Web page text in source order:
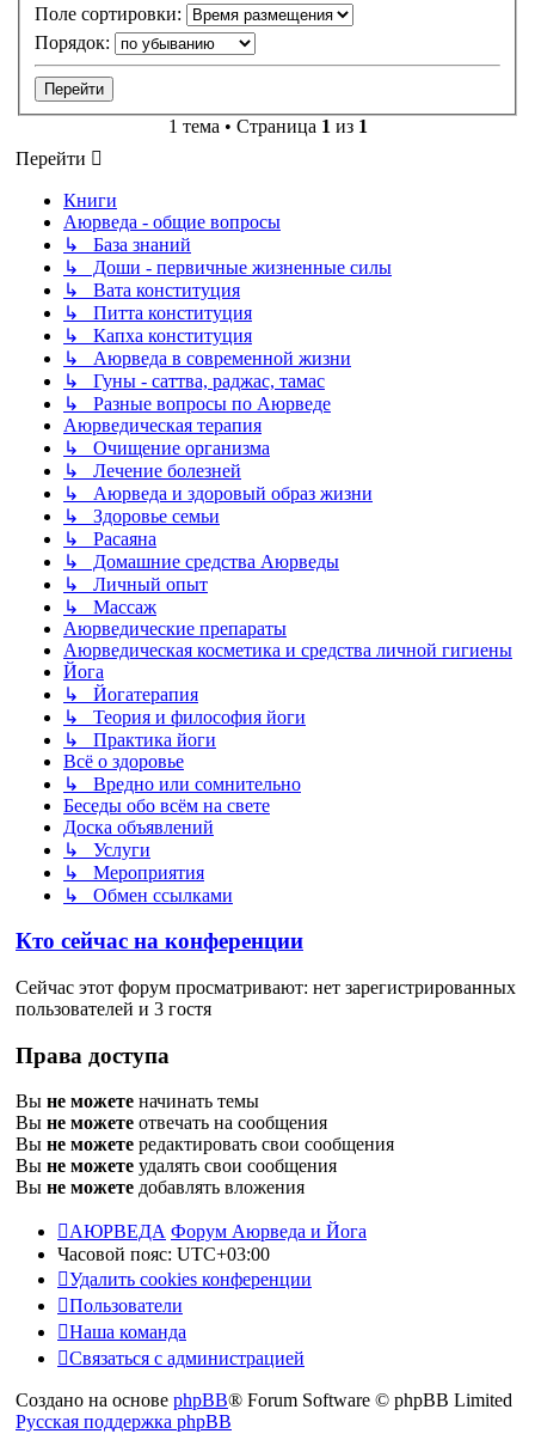
Поле сортировки:
Порядок:
1 тема • Страница 1 из 1
Перейти
Книги
Аюрведа - общие вопросы
↳ База знаний
↳ Доши - первичные жизненные силы
↳ Вата конституция
↳ Питта конституция
↳ Капха конституция
↳ Аюрведа в современной жизни
↳ Гуны - саттва, раджас, тамас
↳ Разные вопросы по Аюрведе
Аюрведическая терапия
↳ Очищение организма
↳ Лечение болезней
↳ Аюрведа и здоровый образ жизни
↳ Здоровье семьи
↳ Расаяна
↳ Домашние средства Аюрведы
↳ Личный опыт
↳ Массаж
Аюрведические препараты
Аюрведическая косметика и средства личной гигиены
Йога
↳ Йогатерапия
↳ Теория и философия йоги
↳ Практика йоги
Всё о здоровье
↳ Вредно или сомнительно
Беседы обо всём на свете
Доска объявлений
↳ Услуги
↳ Мероприятия
↳ Обмен ссылками
Кто сейчас на конференции
Сейчас этот форум просматривают: нет зарегистрированных
пользователей и 3 гостя
Права доступа
Вы не можете начинать темы
Вы не можете отвечать на сообщения
Вы не можете редактировать свои сообщения
Вы не можете удалять свои сообщения
Вы не можете добавлять вложения
АЮРВЕДА Форум Аюрведа и Йога
Часовой пояс: UTC+03:00
Удалить cookies конференции
Пользователи
Наша команда
Связаться с администрацией
Создано на основе phpBB® Forum Software © phpBB Limited
Русская поддержка phpBB